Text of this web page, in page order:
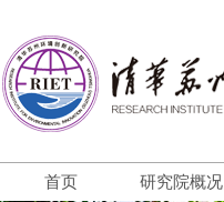
首页 研究院概况